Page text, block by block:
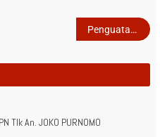
Penguatan Integritas dan Pembinaan oleh Ketua Pengadilan Tinggi Riau terhadap seluruh jajaran Pengadilan Tinggi dan Pengadilan Negeri di wilayah Hukum PT Riau secara virtual
Tlk An. JOKO PURNOMO